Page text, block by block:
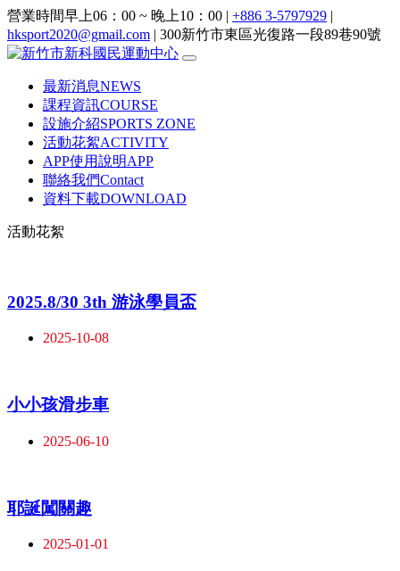
營業時間早上06：00 ~ 晚上10：00 | +886 3-5797929 |
hksport2020@gmail.com | 300新竹市東區光復路一段89巷90號
最新消息NEWS
課程資訊COURSE
設施介紹SPORTS ZONE
活動花絮ACTIVITY
APP使用說明APP
聯絡我們Contact
資料下載DOWNLOAD
活動花絮
2025.8/30 3th 游泳學員盃
2025-10-08
小小孩滑步車
2025-06-10
耶誕闖關趣
2025-01-01